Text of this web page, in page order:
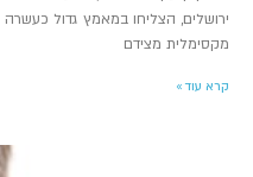
ירושלים, הצליחו במאמץ גדול
מקסימלית מצידם
קרא עוד »